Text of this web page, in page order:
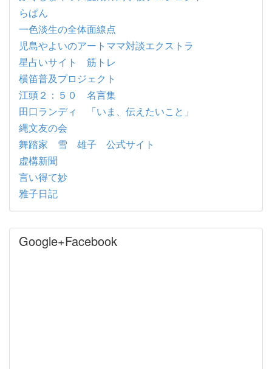
らぱん
一色淡生の全体面線点
児島やよいのアートママ対談エクストラ
星占いサイト 筋トレ
横笛普及プロジェクト
江頭２：５０ 名言集
田口ランディ 「いま、伝えたいこと」
縄文友の会
舞踏家 雪 雄子 公式サイト
虚構新聞
言い得て妙
雅子日記
Google+Facebook